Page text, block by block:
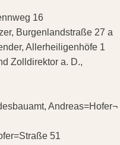
16
Burgenlandstraße 27 a
Allerheiligenhöfe 1
Zolldirektor a. D.,
Andreas=Hofer¬
51